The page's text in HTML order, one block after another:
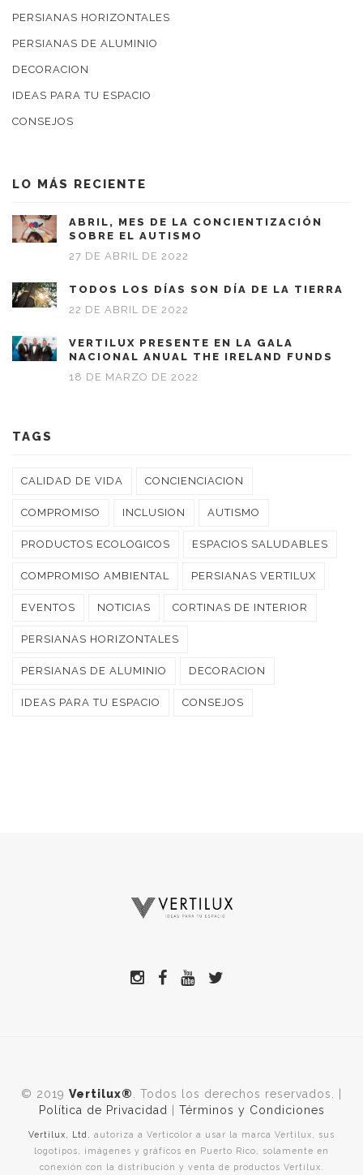
PERSIANAS HORIZONTALES
PERSIANAS DE ALUMINIO
DECORACION
IDEAS PARA TU ESPACIO
CONSEJOS
LO MÁS RECIENTE
ABRIL, MES DE LA CONCIENTIZACIÓN
SOBRE EL AUTISMO
27 DE ABRIL DE 2022
TODOS LOS DÍAS SON DÍA DE LA TIERRA
22 DE ABRIL DE 2022
VERTILUX PRESENTE EN LA GALA
NACIONAL ANUAL THE IRELAND FUNDS
18 DE MARZO DE 2022
TAGS
CALIDAD DE VIDA CONCIENCIACION
COMPROMISO INCLUSION AUTISMO
PRODUCTOS ECOLOGICOS ESPACIOS SALUDABLES
COMPROMISO AMBIENTAL PERSIANAS VERTILUX
EVENTOS NOTICIAS CORTINAS DE INTERIOR
PERSIANAS HORIZONTALES
PERSIANAS DE ALUMINIO DECORACION
IDEAS PARA TU ESPACIO CONSEJOS
© 2019 Vertilux®. Todos los derechos reservados. |
Política de Privacidad
Términos y Condiciones
Vertilux, Ltd. autoriza a Verticolor a usar la marca Vertilux, sus
logotipos, imágenes y gráficos en Puerto Rico, solamente en
conexión con la distribución y venta de productos Vertilux.